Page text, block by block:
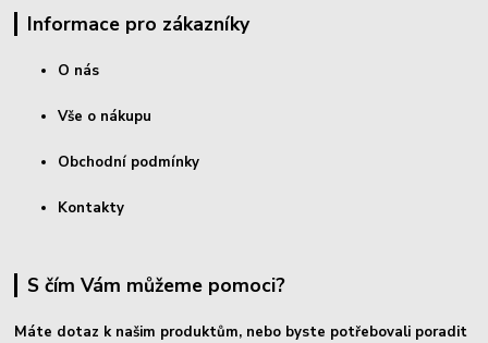
Informace pro zákazníky
O nás
Vše o nákupu
Obchodní podmínky
Kontakty
S čím Vám můžeme pomoci?
Máte dotaz k našim produktům, nebo byste potřebovali poradit